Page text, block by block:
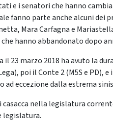
e i senatori che hanno
fanno parte anche alcuni
Mara Carfagna e
hanno abbandonato dopo
23 marzo 2018 ha avuto la
poi il Conte 2 (M5S e
eccezione dalla estrema
nella legislatura
legislatura.